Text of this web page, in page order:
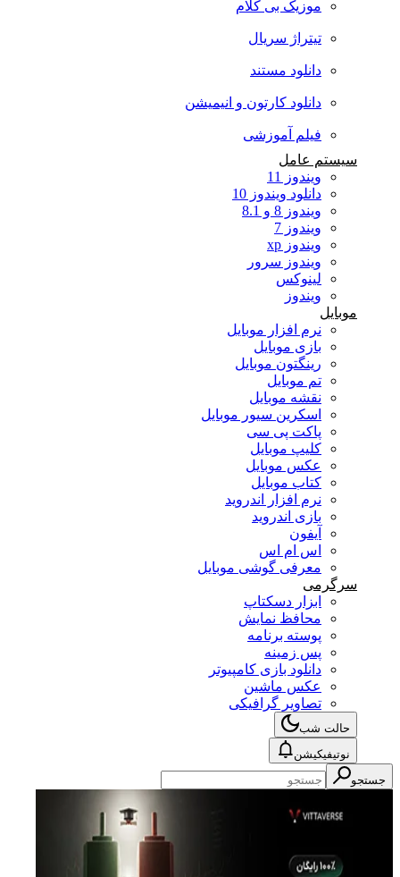
موزیک بی کلام
تیتراژ سریال
دانلود مستند
دانلود کارتون و انیمیشن
فیلم آموزشی
سیستم عامل
ویندوز 11
دانلود ویندوز 10
ویندوز 8 و 8.1
ویندوز 7
ویندوز xp
ویندوز سرور
لینوکس
ویندوز
موبایل
نرم افزار موبایل
بازی موبایل
رینگتون موبایل
تم موبایل
نقشه موبایل
اسکرین سیور موبایل
پاکت پی سی
کلیپ موبایل
عکس موبایل
کتاب موبایل
نرم افزار اندروید
بازی اندروید
آیفون
اس ام اس
معرفی گوشی موبایل
سرگرمی
ابزار دسکتاپ
محافظ نمایش
پوسته برنامه
پس زمینه
دانلود بازی کامپیوتر
عکس ماشین
تصاویر گرافیکی
حالت شب
نوتیفیکیشن
جستجو